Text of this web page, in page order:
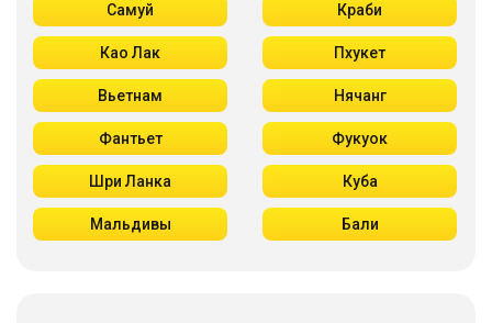
Самуй Краби
Као Лак Пхукет
Вьетнам Нячанг
Фантьет Фукуок
Шри Ланка Куба
Мальдивы Бали